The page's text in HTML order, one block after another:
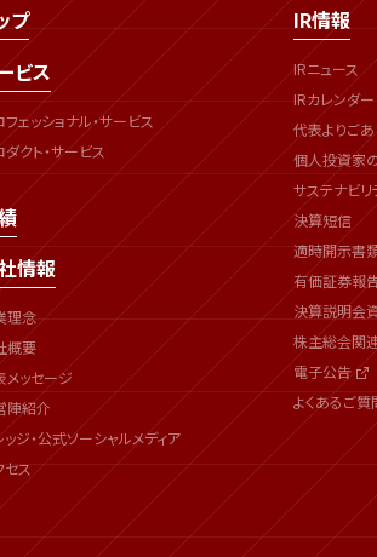
プ
ビス
ェッショナル・サービス
クト・サービス
情報
理念
概要
メッセージ
陣紹介
ッジ・公式ソーシャルメディア
セス
IR情報
IRニュース
IRカレンダー
代表よりご
個人投資家
サステナビリ
決算短信
適時開示書
有価証券報
決算説明会
株主総会関
電子公告
よくあるご質